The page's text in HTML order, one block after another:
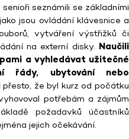
seznámili se základními
jsou ovládání klávesnice a
vytváření výstřižků či
na externí disky. Naučili
a vyhledávat užitečné
řády, ubytování nebo
I přesto, že byl kurz od počátku
potřebám a zájmům
požadavků účastníků
jejich očekávání.